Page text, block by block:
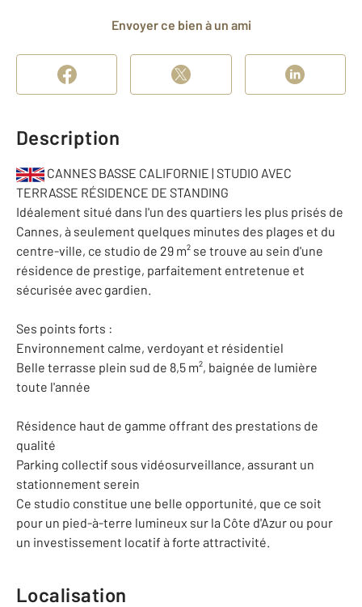
Envoyer ce bien à un ami
Description
CANNES BASSE CALIFORNIE | STUDIO AVEC
TERRASSE RÉSIDENCE DE STANDING
Idéalement situé dans l'un des quartiers les plus prisés de
Cannes, à seulement quelques minutes des plages et du
centre-ville, ce studio de 29 m² se trouve au sein d'une
résidence de prestige, parfaitement entretenue et
sécurisée avec gardien.
Ses points forts :
Environnement calme, verdoyant et résidentiel
Belle terrasse plein sud de 8,5 m², baignée de lumière
toute l'année
Résidence haut de gamme offrant des prestations de
qualité
Parking collectif sous vidéosurveillance, assurant un
stationnement serein
Ce studio constitue une belle opportunité, que ce soit
pour un pied-à-terre lumineux sur la Côte d'Azur ou pour
un investissement locatif à forte attractivité.
Localisation